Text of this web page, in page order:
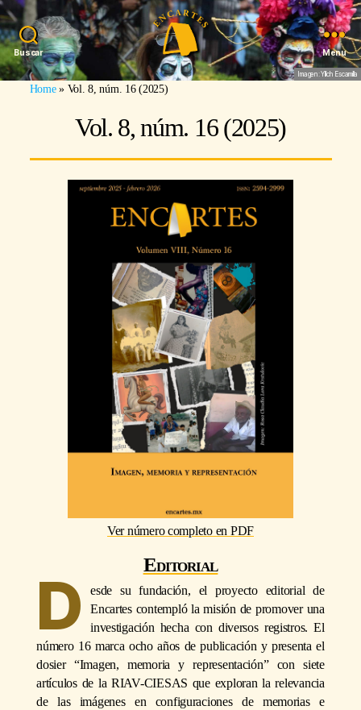
Buscar Menu
Imagen: Yllich Escamilla
Home» Vol. 8, núm. 16 (2025)
Vol. 8, núm. 16 (2025)
Ver número completo en PDF
Editorial
D
esde su fundación, el proyecto editorial de
Encartes contempló la misión de promover una
investigación hecha con diversos registros. El
número 16 marca ocho años de publicación y presenta el
dosier “Imagen, memoria y representación” con siete
artículos de la RIAV-CIESAS que exploran la relevancia
de las imágenes en configuraciones de memorias e